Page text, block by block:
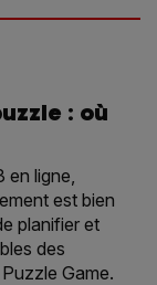
: où
ligne,
est bien
planifier et
des
Game.